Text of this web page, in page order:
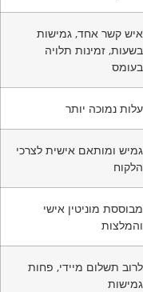
איש קשר אחד, גמישות
בשעות, זמינות תלויה
בעומס
עלות נמוכה יותר
גמיש ומותאם אישית לצרכי
הלקוח
מבוססת מוניטין אישי
והמלצות
לרוב תשלום מיידי, פחות
גמישות